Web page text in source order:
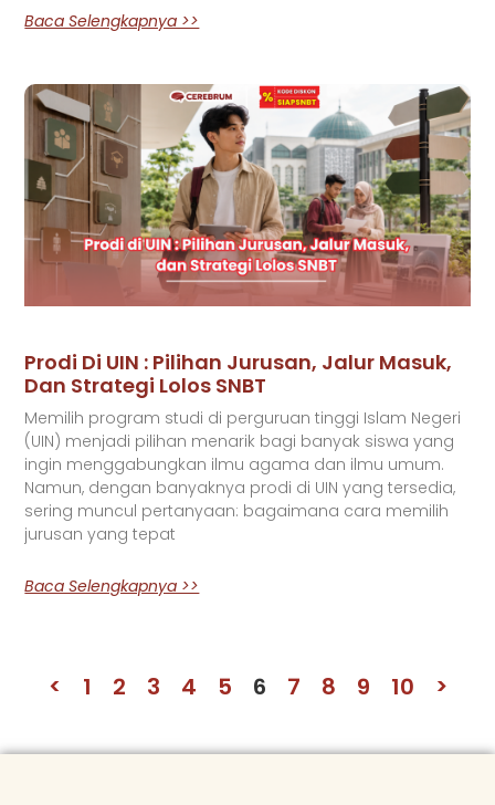
Baca Selengkapnya >>
Prodi Di UIN : Pilihan Jurusan, Jalur Masuk,
Dan Strategi Lolos SNBT
Memilih program studi di perguruan tinggi Islam Negeri
(UIN) menjadi pilihan menarik bagi banyak siswa yang
ingin menggabungkan ilmu agama dan ilmu umum.
Namun, dengan banyaknya prodi di UIN yang tersedia,
sering muncul pertanyaan: bagaimana cara memilih
jurusan yang tepat
Baca Selengkapnya >>
< 1 2 3 4 5 6 7 8 9 10 >